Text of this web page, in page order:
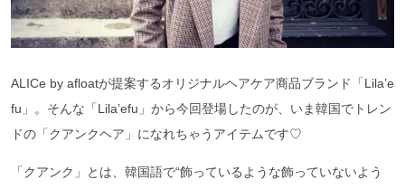
ALICe by afloatが提案するオリジナルヘアケア商品ブランド「Lila’e
fu」。そんな「Lila’efu」から今回登場したのが、いま韓国でトレン
ドの「クアンクヘア」になれちゃうアイテムです♡
「クアンク」とは、韓国語で“飾っているような飾っていないよう